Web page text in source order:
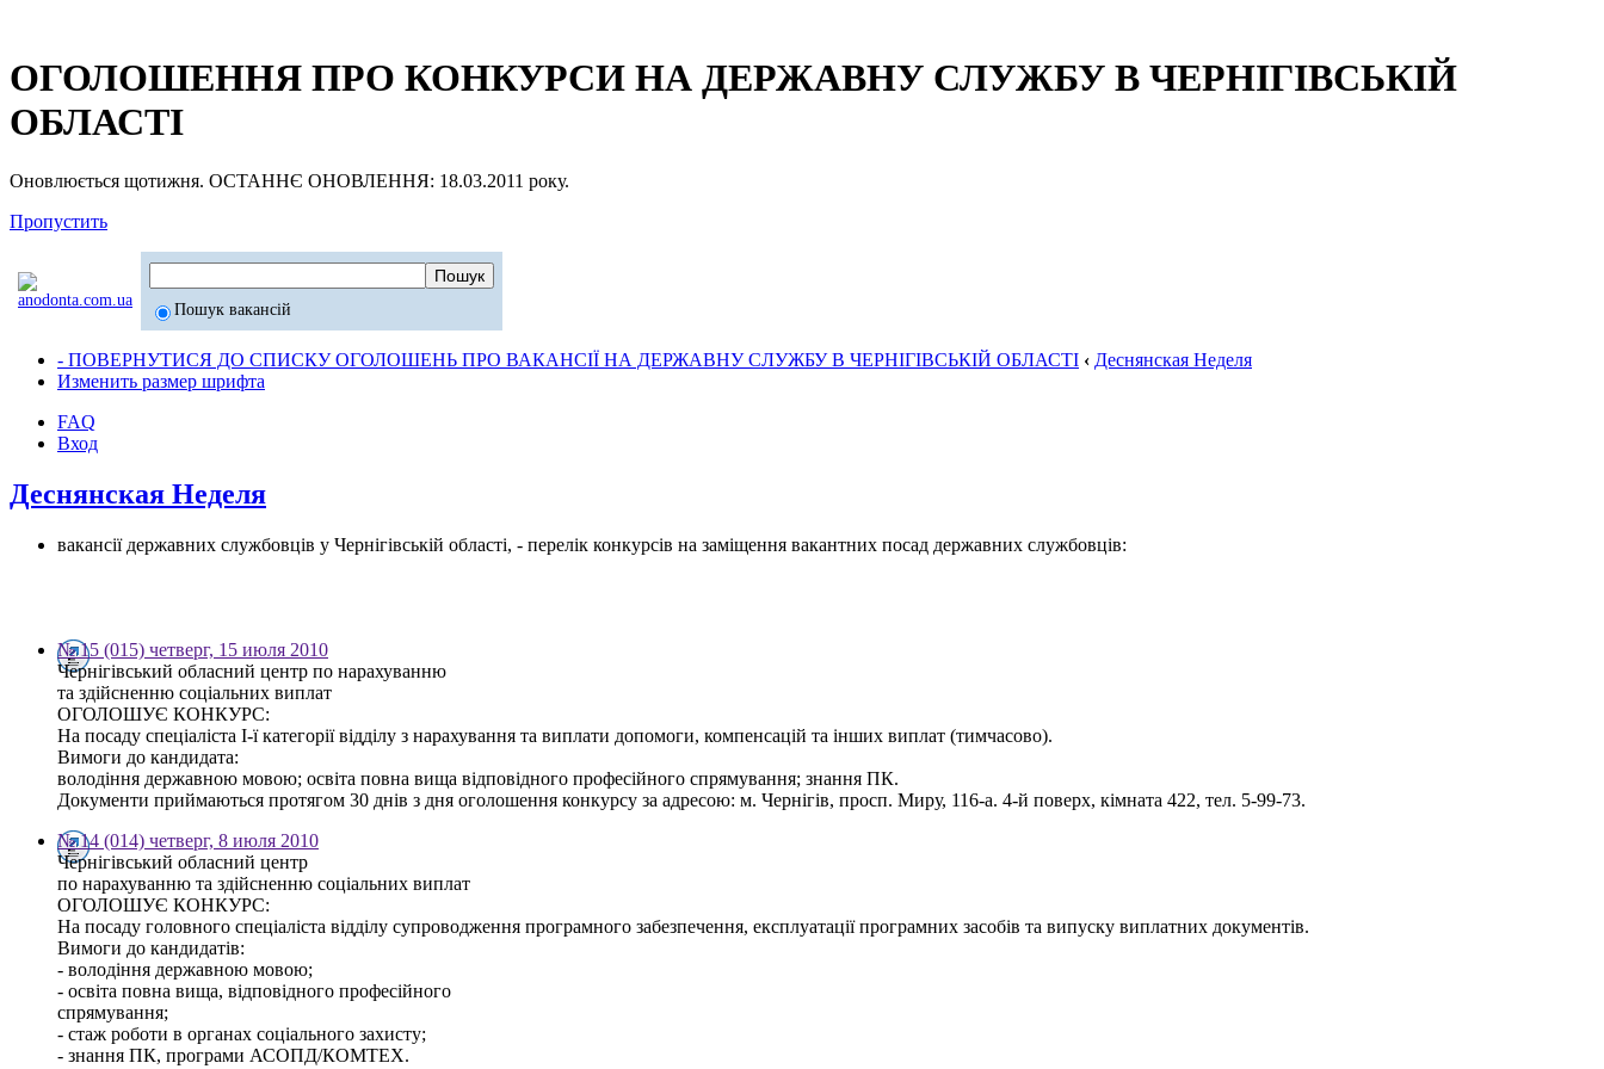
ОГОЛОШЕННЯ ПРО КОНКУРСИ НА ДЕРЖАВНУ СЛУЖБУ В ЧЕРНІГІВСЬКІЙ
ОБЛАСТІ
Оновлюється щотижня. ОСТАННЄ ОНОВЛЕННЯ: 18.03.2011 року.
Пропустить
Пошук вакансій
- ПОВЕРНУТИСЯ ДО СПИСКУ ОГОЛОШЕНЬ ПРО ВАКАНСІЇ НА ДЕРЖАВНУ СЛУЖБУ В ЧЕРНІГІВСЬКІЙ ОБЛАСТІ ‹ Деснянская Неделя
Изменить размер шрифта
FAQ
Вход
Деснянская Неделя
вакансії державних службовців у Чернігівській області, - перелік конкурсів на заміщення вакантних посад державних службовців:
№ 15 (015) четверг, 15 июля 2010
Чернігівський обласний центр по нарахуванню
та здійсненню соціальних виплат
ОГОЛОШУЄ КОНКУРС:
На посаду спеціаліста І-ї категорії відділу з нарахування та виплати допомоги, компенсацій та інших виплат (тимчасово).
Вимоги до кандидата:
володіння державною мовою; освіта повна вища відповідного професійного спрямування; знання ПК.
Документи приймаються протягом 30 днів з дня оголошення конкурсу за адресою: м. Чернігів, просп. Миру, 116-а. 4-й поверх, кімната 422, тел. 5-99-73.
№ 14 (014) четверг, 8 июля 2010
Чернігівський обласний центр
по нарахуванню та здійсненню соціальних виплат
ОГОЛОШУЄ КОНКУРС:
На посаду головного спеціаліста відділу супроводження програмного забезпечення, експлуатації програмних засобів та випуску виплатних документів.
Вимоги до кандидатів:
- володіння державною мовою;
- освіта повна вища, відповідного професійного
спрямування;
- стаж роботи в органах соціального захисту;
- знання ПК, програми АСОПД/КОМТЕХ.